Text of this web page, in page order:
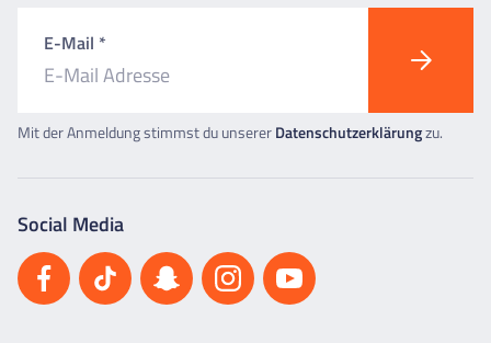
E-Mail *
Mit der Anmeldung stimmst du unsererDatenschutzerklärungzu.
Social Media